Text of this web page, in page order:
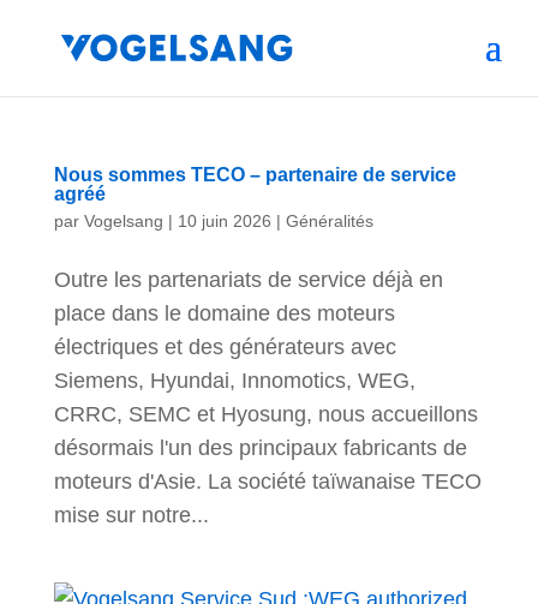
Nous sommes TECO – partenaire de service
agréé
par Vogelsang | 10 juin 2026 | Généralités
Outre les partenariats de service déjà en
place dans le domaine des moteurs
électriques et des générateurs avec
Siemens, Hyundai, Innomotics, WEG,
CRRC, SEMC et Hyosung, nous accueillons
désormais l'un des principaux fabricants de
moteurs d'Asie. La société taïwanaise TECO
mise sur notre...